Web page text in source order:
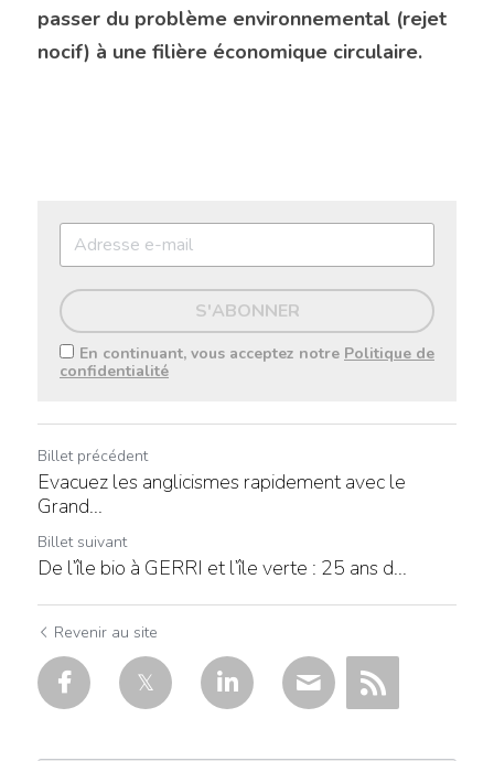
passer du problème environnemental (rejet
nocif) à une filière économique circulaire.
S'ABONNER
En continuant, vous acceptez notre Politique de
confidentialité
Billet précédent
Evacuez les anglicismes rapidement avec le
Grand...
Billet suivant
De l’île bio à GERRI et l’île verte : 25 ans d...
Revenir au site